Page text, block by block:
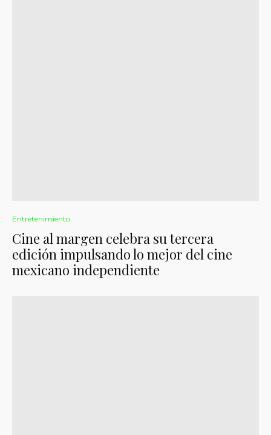
Entretenimiento
Cine al margen celebra su tercera
edición impulsando lo mejor del cine
mexicano independiente